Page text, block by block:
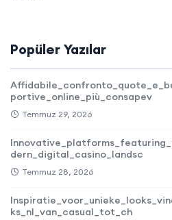
Popüler Yazılar
portive_online_più_consapev
Temmuz 29, 2026
dern_digital_casino_landsc
Temmuz 28, 2026
ks_nl_van_casual_tot_ch